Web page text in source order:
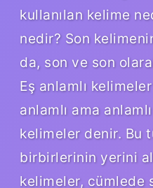
kullanılan kelime
nedir? Son
da, son ve son
Eş anlamlı
anlamlı ama
kelimeler denir. Bu
birbirlerinin yerini
kelimeler, cümlede